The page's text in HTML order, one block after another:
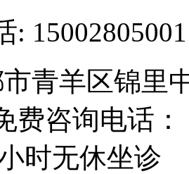
: 15002805001
青羊区锦里
咨询电话：
时无休坐诊